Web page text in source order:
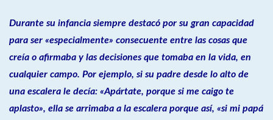
Durante su infancia siempre destacó por su gran capacidad
para ser «especialmente» consecuente entre las cosas que
creía o afirmaba y las decisiones que tomaba en la vida, en
cualquier campo. Por ejemplo, si su padre desde lo alto de
una escalera le decía: «Apártate, porque si me caigo te
aplasto», ella se arrimaba a la escalera porque así, «si mi papá